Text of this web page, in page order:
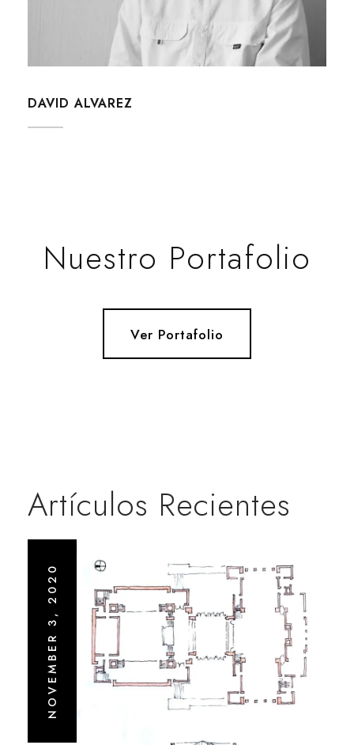
DAVID ALVAREZ
Nuestro Portafolio
Ver Portafolio
Artículos Recientes
NOVEMBER 3, 2020